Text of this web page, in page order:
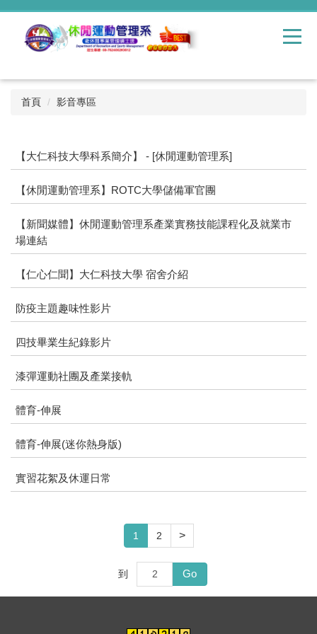
跳
容
首頁 影音專區
【大仁科技大學科系簡介】 - [休閒運動管理系]
【休閒運動管理系】ROTC大學儲備軍官團
【新聞媒體】休閒運動管理系產業實務技能課程化及就業市
場連結
【仁心仁聞】大仁科技大學 宿舍介紹
防疫主題趣味性影片
四技畢業生紀錄影片
漆彈運動社團及產業接軌
體育-伸展
體育-伸展(迷你熱身版)
實習花絮及休運日常
1 2 >
到 Go